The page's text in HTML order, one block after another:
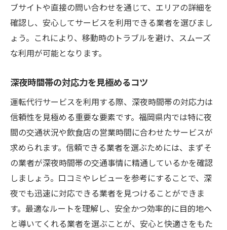
ブサイトや直接の問い合わせを通じて、エリアの詳細を
確認し、安心してサービスを利用できる業者を選びまし
ょう。これにより、移動時のトラブルを避け、スムーズ
な利用が可能となります。
深夜時間帯の対応力を見極めるコツ
運転代行サービスを利用する際、深夜時間帯の対応力は
信頼性を見極める重要な要素です。福岡県内では特に夜
間の交通状況や飲食店の営業時間に合わせたサービスが
求められます。信頼できる業者を選ぶためには、まずそ
の業者が深夜時間帯の交通事情に精通しているかを確認
しましょう。口コミやレビューを参考にすることで、深
夜でも迅速に対応できる業者を見つけることができま
す。最適なルートを理解し、安全かつ効率的に目的地へ
と導いてくれる業者を選ぶことが、安心と快適さをもた